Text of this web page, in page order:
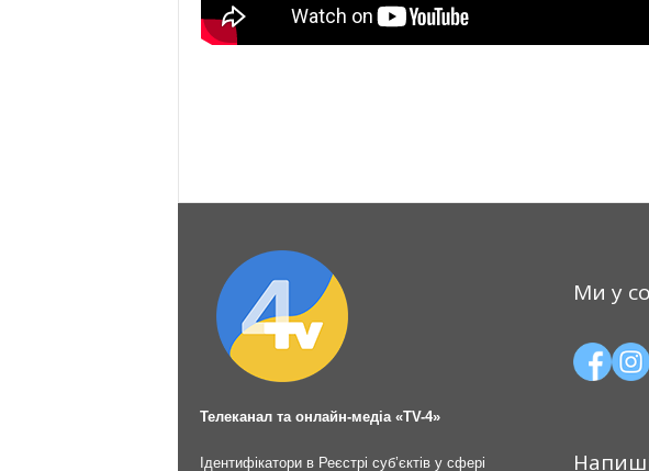
Телеканал та онлайн-медіа «TV-4»
Ідентифікатори в Реєстрі суб’єктів у сфері
Ми у